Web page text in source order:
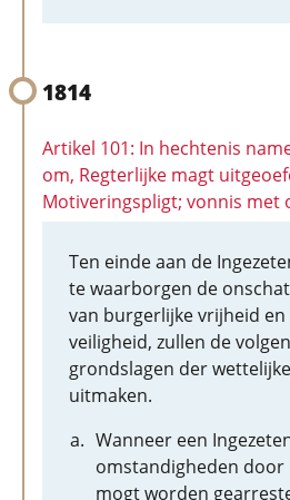
1814
Artikel 101: In hechtenis
om, Regterlijke magt
Motiveringspligt; vonnis met
Ten einde aan de
te waarborgen de
van burgerlijke vrijheid
veiligheid, zullen de
grondslagen der
uitmaken.
Wanneer een
omstandigheden door
mogt worden